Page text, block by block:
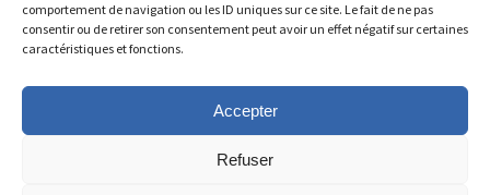
comportement de navigation ou les ID uniques sur ce site. Le fait de ne pas
consentir ou de retirer son consentement peut avoir un effet négatif sur certaines
caractéristiques et fonctions.
Accepter
Refuser
secretariat@lamennais.org